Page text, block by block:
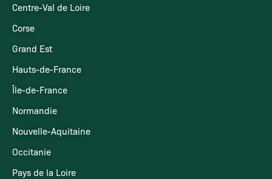
Centre-Val de Loire
Corse
Grand Est
Hauts-de-France
Île-de-France
Normandie
Nouvelle-Aquitaine
Occitanie
Pays de la Loire